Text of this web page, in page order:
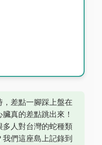
差點一腳踩上盤在
真的差點跳出來！
人對台灣的蛇種類
們這座島上記錄到